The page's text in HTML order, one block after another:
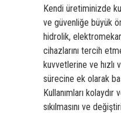
Kendi üretiminizde
ve güvenliğe büyük
hidrolik,
cihazlarını tercih
kuvvetlerine ve hızlı
sürecine ek olarak
Kullanımları kolaydır
sıkılmasını ve